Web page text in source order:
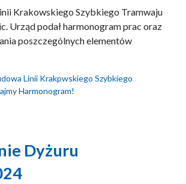
Krakowskiego Szybkiego Tramwaju
Urząd podał harmonogram prac oraz
poszczególnych elementów
Linii Krakpwskiego Szybkiego
Harmonogram!
Dyżuru